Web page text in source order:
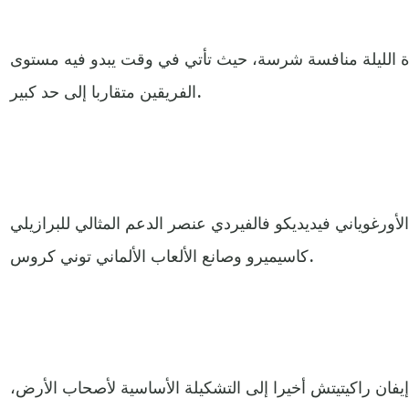
الليلة منافسة شرسة، حيث تأتي في وقت يبدو فيه مستوى
الفريقين متقاربا إلى حد كبير.
فيديديكو فالفيردي عنصر الدعم المثالي للبرازيلي
كاسيميرو وصانع الألعاب الألماني توني كروس.
راكيتيتش أخيرا إلى التشكيلة الأساسية لأصحاب الأرض،